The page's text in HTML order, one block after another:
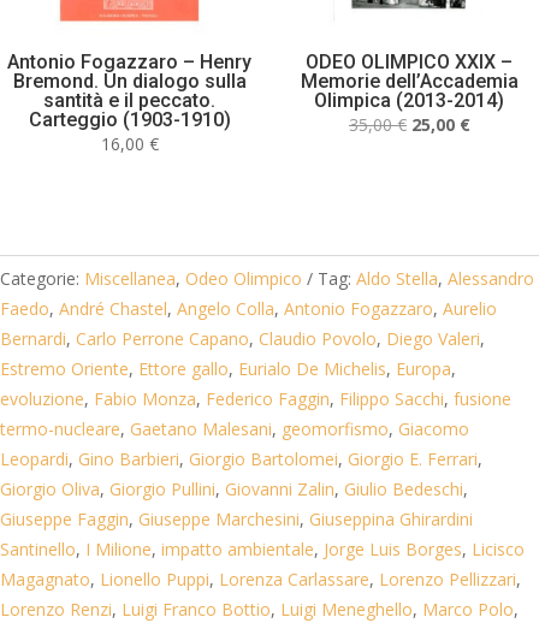
Antonio Fogazzaro – Henry
Bremond. Un dialogo sulla
santità e il peccato.
Carteggio (1903-1910)
16,00 €
ODEO OLIMPICO XXIX –
Memorie dell’Accademia
Olimpica (2013-2014)
35,00€ Il
25,00 €Il
Categorie: Miscellanea, Odeo Olimpico Tag: Aldo Stella, Alessandro
Faedo, André Chastel, Angelo Colla, Antonio Fogazzaro, Aurelio
Bernardi, Carlo Perrone Capano, Claudio Povolo, Diego Valeri,
Estremo Oriente, Ettore gallo, Eurialo De Michelis, Europa,
evoluzione, Fabio Monza, Federico Faggin, Filippo Sacchi, fusione
termo-nucleare, Gaetano Malesani, geomorfismo, Giacomo
Leopardi, Gino Barbieri, Giorgio Bartolomei, Giorgio E. Ferrari,
Giorgio Oliva, Giorgio Pullini, Giovanni Zalin, Giulio Bedeschi,
Giuseppe Faggin, Giuseppe Marchesini, Giuseppina Ghirardini
Santinello, I Milione, impatto ambientale, Jorge Luis Borges, Licisco
Magagnato, Lionello Puppi, Lorenza Carlassare, Lorenzo Pellizzari,
Lorenzo Renzi, Luigi Franco Bottio, Luigi Meneghello, Marco Polo,